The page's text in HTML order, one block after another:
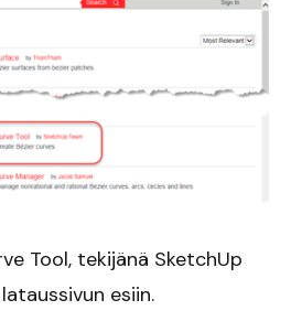
Tool, tekijänä SketchUp
esiin.